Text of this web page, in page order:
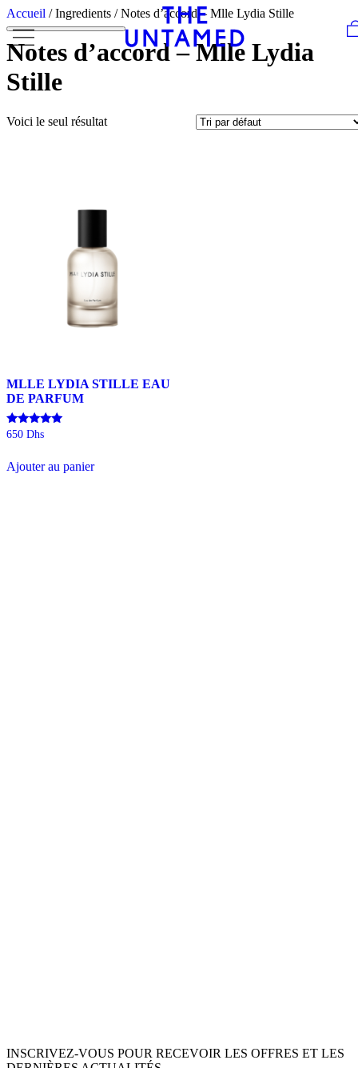
Skip to content
Accueil / Ingredients / Notes d’accord – Mlle Lydia Stille
Notes d’accord – Mlle Lydia
Stille
Voici le seul résultat
MLLE LYDIA STILLE EAU
DE PARFUM
Note
650 Dhs
Ajouter au panier
INSCRIVEZ-VOUS POUR RECEVOIR LES OFFRES ET LES
DERNIÈRES ACTUALITÉS.